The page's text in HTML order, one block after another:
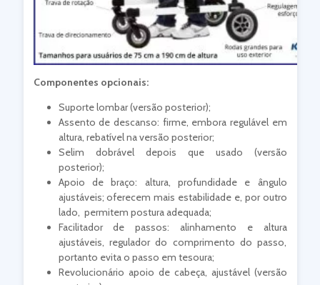
Componentes opcionais:
Suporte lombar (versão posterior);
Assento de descanso: firme, embora regulável em
altura, rebatível na versão posterior;
Selim dobrável depois que usado (versão
posterior);
Apoio de braço: altura, profundidade e ângulo
ajustáveis; oferecem mais estabilidade e, por outro
lado, permitem postura adequada;
Facilitador de passos: alinhamento e altura
ajustáveis, regulador do comprimento do passo,
portanto evita o passo em tesoura;
Revolucionário apoio de cabeça, ajustável (versão